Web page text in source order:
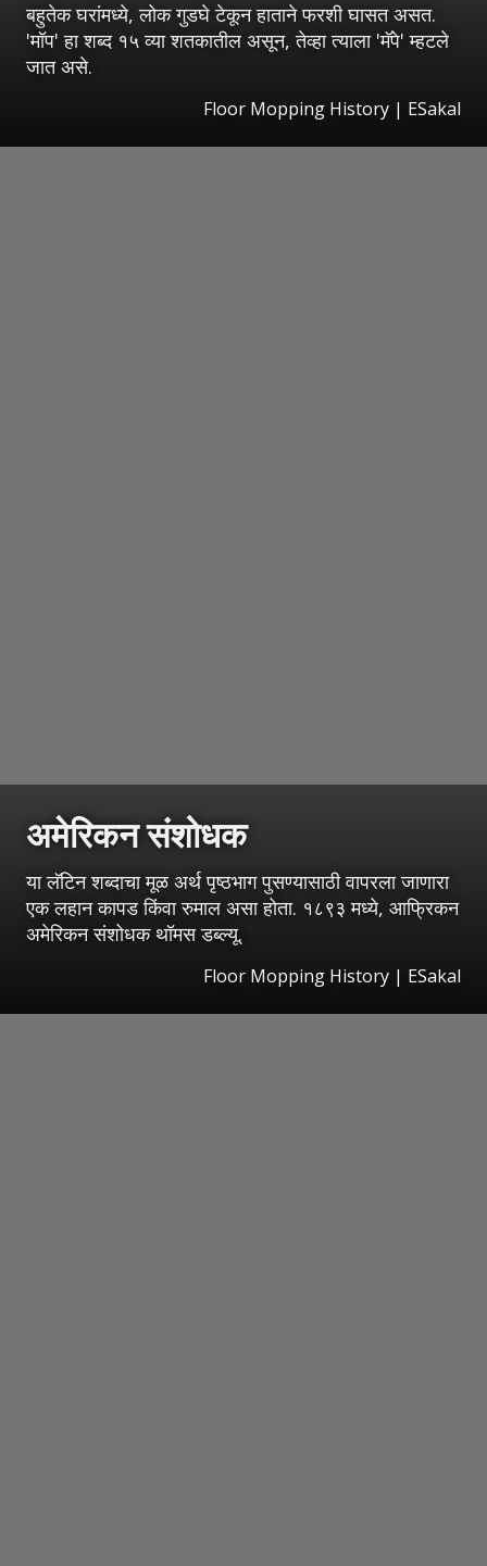
बहुतेक घरांमध्ये, लोक गुडघे टेकून हाताने फरशी घासत असत.
'मॉप' हा शब्द १५ व्या शतकातील असून, तेव्हा त्याला 'मॅपे' म्हटले
जात असे.
Floor Mopping History | ESakal
अमेरिकन संशोधक
या लॅटिन शब्दाचा मूळ अर्थ पृष्ठभाग पुसण्यासाठी वापरला जाणारा
एक लहान कापड किंवा रुमाल असा होता. १८९३ मध्ये, आफ्रिकन
अमेरिकन संशोधक थॉमस डब्ल्यू.
Floor Mopping History | ESakal